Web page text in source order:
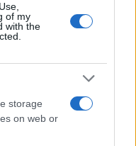
of my
with the
storage
on web or
– így
második